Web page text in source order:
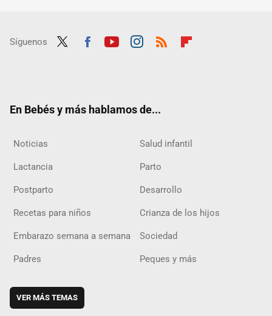
Síguenos
En Bebés y más hablamos de...
Noticias Salud infantil
Lactancia Parto
Postparto Desarrollo
Recetas para niños Crianza de los hijos
Embarazo semana a semana Sociedad
Padres Peques y más
VER MÁS TEMAS